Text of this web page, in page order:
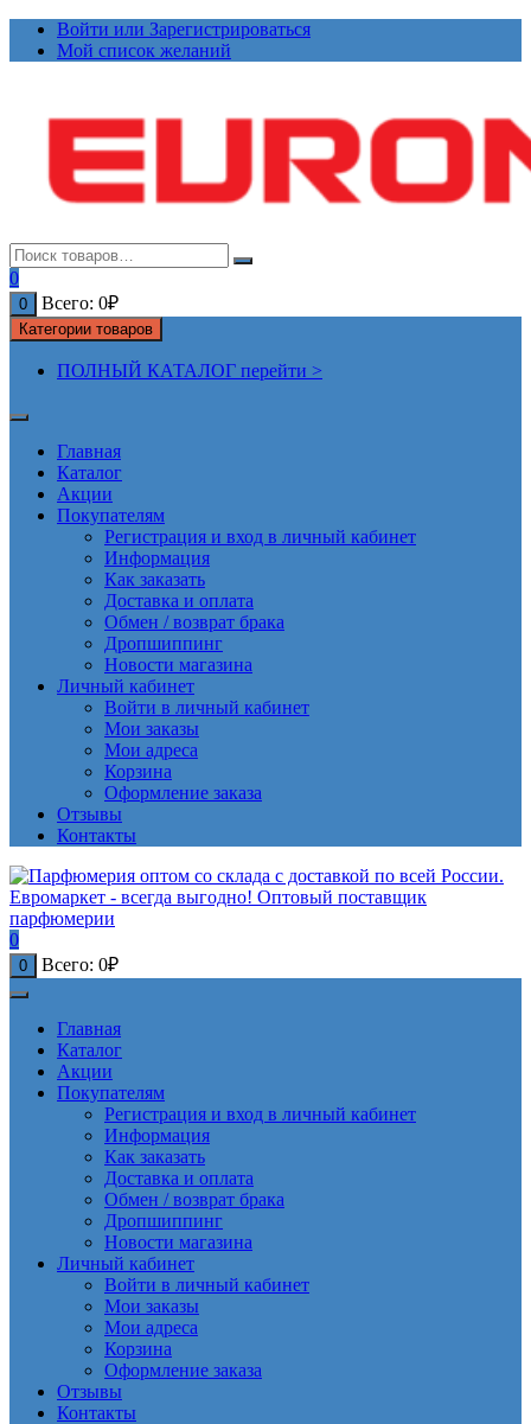
ПерейтиВойти или Зарегистрироваться
Мой список желаний
0
0 Всего: 0₽
Категории товаров
ПОЛНЫЙ КАТАЛОГ перейти >
Главная
Каталог
Акции
Покупателям
Регистрация и вход в личный кабинет
Информация
Как заказать
Доставка и оплата
Обмен / возврат брака
Дропшиппинг
Новости магазина
Личный кабинет
Войти в личный кабинет
Мои заказы
Мои адреса
Корзина
Оформление заказа
Отзывы
Контакты
0
0 Всего: 0₽
Главная
Каталог
Акции
Покупателям
Регистрация и вход в личный кабинет
Информация
Как заказать
Доставка и оплата
Обмен / возврат брака
Дропшиппинг
Новости магазина
Личный кабинет
Войти в личный кабинет
Мои заказы
Мои адреса
Корзина
Оформление заказа
Отзывы
Контакты